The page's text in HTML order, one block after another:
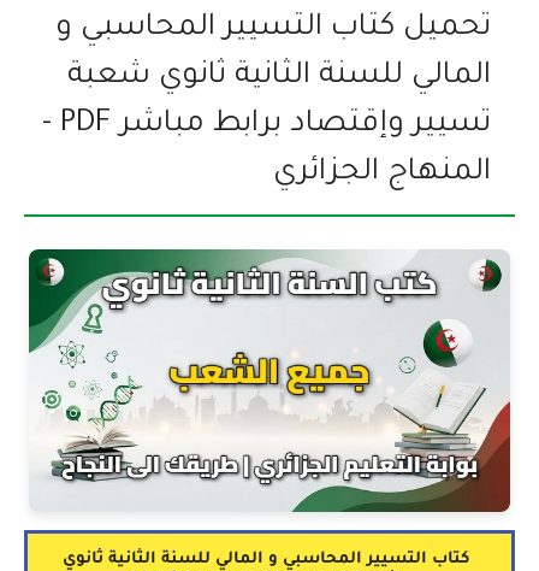
تحميل كتاب التسيير المحاسبي و
المالي للسنة الثانية ثانوي شعبة
تسيير وإقتصاد برابط مباشر PDF -
المنهاج الجزائري
كتاب التسيير المحاسبي و المالي للسنة الثانية ثانوي